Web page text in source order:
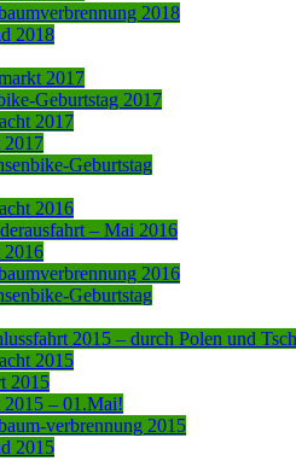
2018
2018
2017
Geburtstag 2017
2017
2017
Geburtstag
2016
– Mai 2016
2016
2016
Geburtstag
2015 – durch Polen und
2015
2015
– 01.Mai!
verbrennung 2015
2015